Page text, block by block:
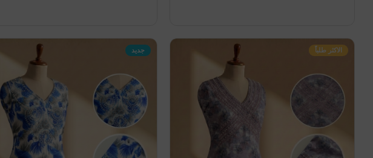
الاكثر طلباً جديد